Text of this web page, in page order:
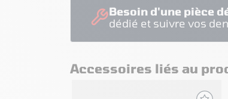
Besoin d'une pièce
dédié et suivre vos
Accessoires liés au